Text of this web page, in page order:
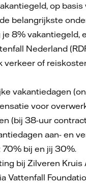
op
belangrijkste
8%
Nederland
verkeer of
vakantiedagen
voor
(bij 38-uur
aan- en
70% bij en jij 30%.
bij Zilveren Kruis
Vattenfall